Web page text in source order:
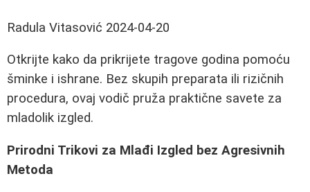
Radula Vitasović 2024-04-20
Otkrijte kako da prikrijete tragove godina pomoću
šminke i ishrane. Bez skupih preparata ili rizičnih
procedura, ovaj vodič pruža praktične savete za
mladolik izgled.
Prirodni Trikovi za Mlađi Izgled bez Agresivnih
Metoda